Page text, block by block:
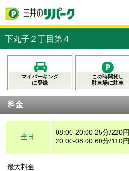
下丸子２丁目第４
マイパーキング
に登録
この時間貸し
駐車場に駐車
料金
全日
08:00-20:00 25分/220円
20:00-08:00 60分/110円
最大料金